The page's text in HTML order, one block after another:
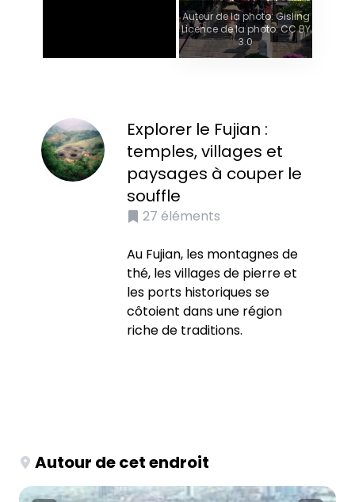
Auteur de la photo: Gisling
Licence de la photo: CC BY
3.0
Explorer le Fujian :
temples, villages et
paysages à couper le
souffle
27 éléments
Au Fujian, les montagnes de
thé, les villages de pierre et
les ports historiques se
côtoient dans une région
riche de traditions.
Autour de cet endroit